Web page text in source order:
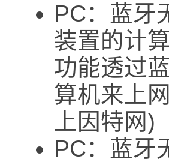
PC：蓝牙
装置的计
功能透过
算机来上
上因特网)
PC：蓝牙